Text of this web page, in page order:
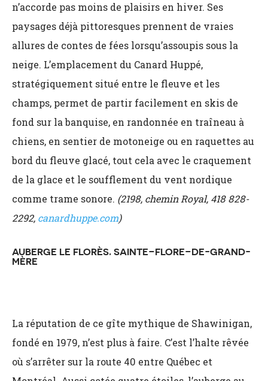
n’accorde pas moins de plaisirs en hiver. Ses
paysages déjà pittoresques prennent de vraies
allures de contes de fées lorsqu’assoupis sous la
neige. L’emplacement du Canard Huppé,
stratégiquement situé entre le fleuve et les
champs, permet de partir facilement en skis de
fond sur la banquise, en randonnée en traîneau à
chiens, en sentier de motoneige ou en raquettes au
bord du fleuve glacé, tout cela avec le craquement
de la glace et le soufflement du vent nordique
comme trame sonore. (2198, chemin Royal, 418 828-
2292, canardhuppe.com)
AUBERGE LE FLORÈS, SAINTE–FLORE–DE-GRAND-
MÈRE
La réputation de ce gîte mythique de Shawinigan,
fondé en 1979, n’est plus à faire. C’est l’halte rêvée
où s’arrêter sur la route 40 entre Québec et